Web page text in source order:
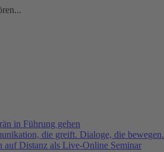
in Führung gehen
die greift. Dialoge, die bewegen.
auf Distanz als Live-Online Seminar